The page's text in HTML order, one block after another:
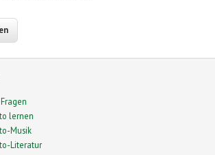
lernen
Musik
Literatur